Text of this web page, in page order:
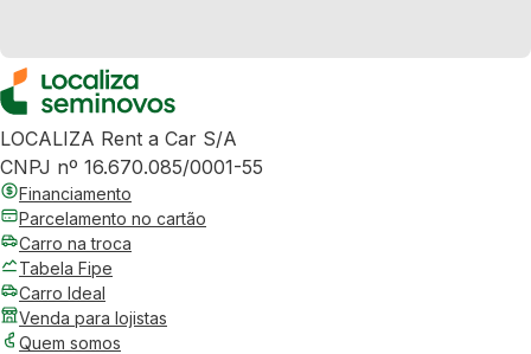
LOCALIZA Rent a Car S/A
CNPJ nº 16.670.085/0001-55
Financiamento
Parcelamento no cartão
Carro na troca
Tabela Fipe
Carro Ideal
Venda para lojistas
Quem somos